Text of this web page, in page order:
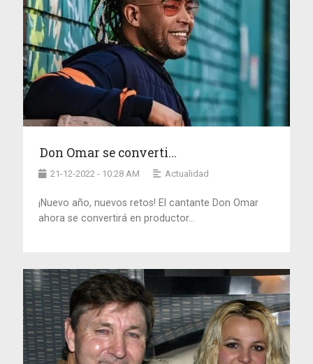
Don Omar se converti...
21-12-2022 - 10:28 AM Actualidad
¡Nuevo año, nuevos retos! El cantante Don Omar
ahora se convertirá en productor...